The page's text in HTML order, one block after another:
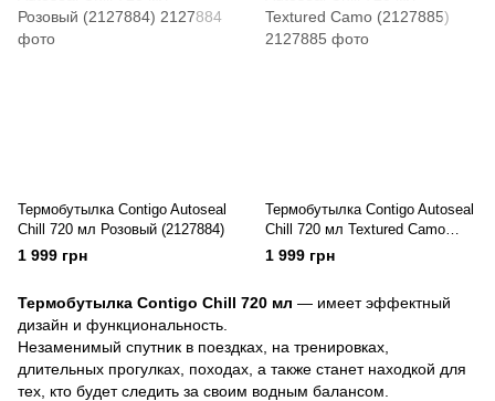
Термобутылка Contigo Autoseal
Chill 720 мл Розовый (2127884)
1 999 грн
Термобутылка Contigo Autoseal
Chill 720 мл Textured Camo
(2127885)
1 999 грн
Термобутылка Contigo Chill 720 мл — имеет эффектный
дизайн и функциональность.
Незаменимый спутник в поездках, на тренировках,
длительных прогулках, походах, а также станет находкой для
тех, кто будет следить за своим водным балансом.